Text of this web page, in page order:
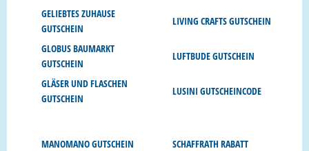
GELIEBTES ZUHAUSE
GUTSCHEIN
GLOBUS BAUMARKT
GUTSCHEIN
GLÄSER UND FLASCHEN
GUTSCHEIN
LIVING CRAFTS GUTSCHEIN
LUFTBUDE GUTSCHEIN
LUSINI GUTSCHEINCODE
MANOMANO GUTSCHEIN SCHAFFRATH RABATT